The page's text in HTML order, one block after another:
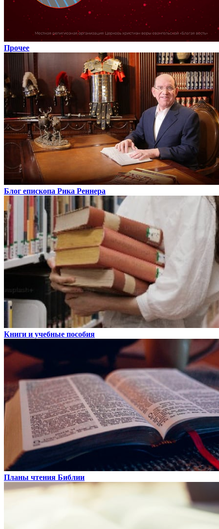
Прочее
Блог епископа Рика Реннера
Книги и учебные пособия
Планы чтения Библии